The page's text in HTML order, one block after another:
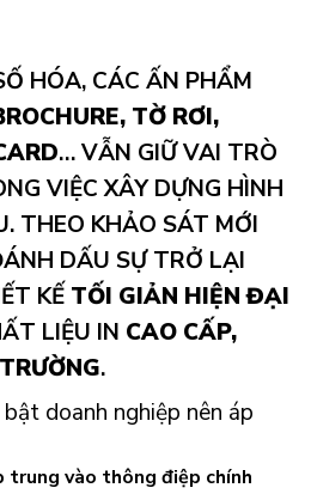
HÓA, CÁC ẤN PHẨM
TỜ RƠI,
… VẪN GIỮ VAI TRÒ
VIỆC XÂY DỰNG HÌNH
THEO KHẢO SÁT MỚI
DẤU SỰ TRỞ LẠI
KẾ TỐI GIẢN HIỆN ĐẠI
LIỆU IN CAO CẤP,
.
doanh nghiệp nên áp
vào thông điệp chính